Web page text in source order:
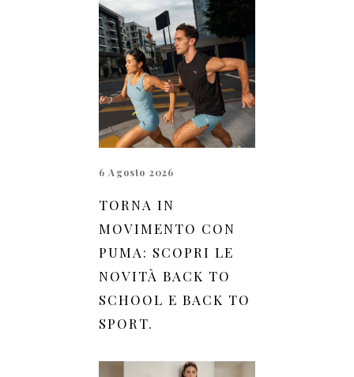
6 Agosto 2026
TORNA IN
MOVIMENTO CON
PUMA: SCOPRI LE
NOVITÀ BACK TO
SCHOOL E BACK TO
SPORT.